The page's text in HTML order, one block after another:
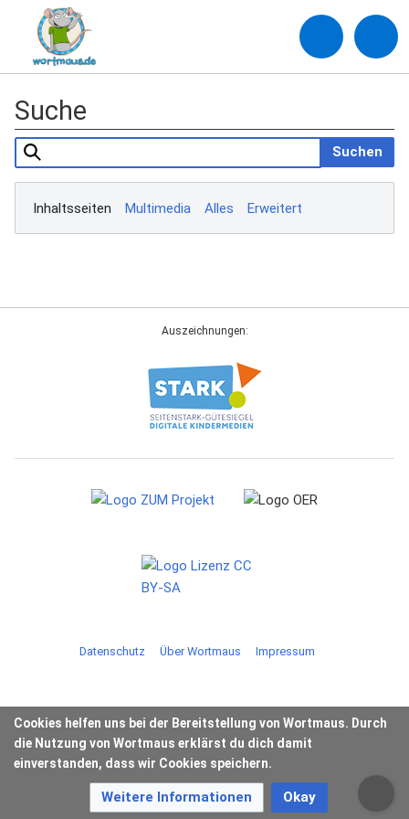
Suche
Suchen
Inhaltsseiten Multimedia Alles Erweitert
Cookies helfen uns bei der Bereitstellung von Wortmaus. Durch
die Nutzung von Wortmaus erklärst du dich damit
einverstanden, dass wir Cookies speichern.
Weitere Informationen Okay
Auszeichnungen:
Datenschutz Über Wortmaus Impressum